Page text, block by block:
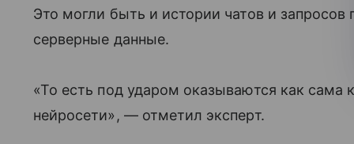
Это могли быть и истории чатов и запросов
серверные данные.
«То есть под ударом оказываются как сама
нейросети», — отметил эксперт.